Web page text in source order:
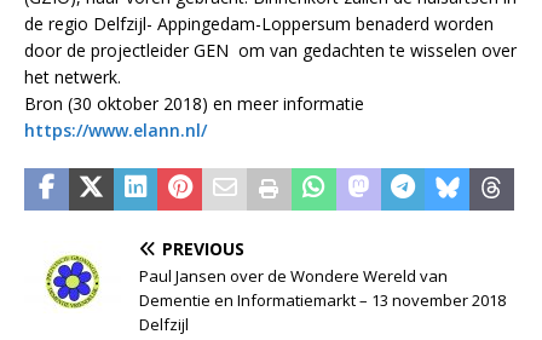
de regio Delfzijl- Appingedam-Loppersum benaderd worden
door de projectleider GEN om van gedachten te wisselen over
het netwerk.
Bron (30 oktober 2018) en meer informatie
https://www.elann.nl/
PREVIOUS
Paul Jansen over de Wondere Wereld van
Dementie en Informatiemarkt – 13 november 2018
Delfzijl